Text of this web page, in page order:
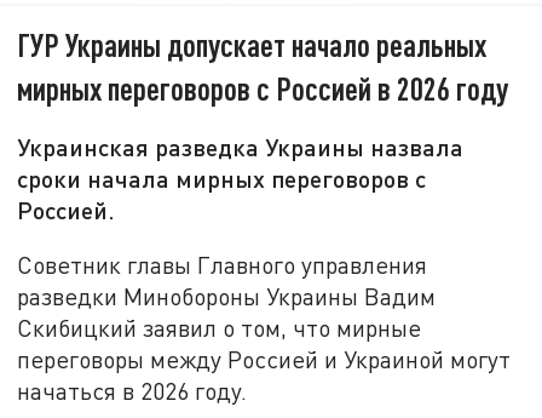
ГУР Украины допускает начало реальных
мирных переговоров с Россией в 2026 году
Украинская разведка Украины назвала
сроки начала мирных переговоров с
Россией.
Советник главы Главного управления
разведки Минобороны Украины Вадим
Скибицкий заявил о том, что мирные
переговоры между Россией и Украиной могут
начаться в 2026 году.